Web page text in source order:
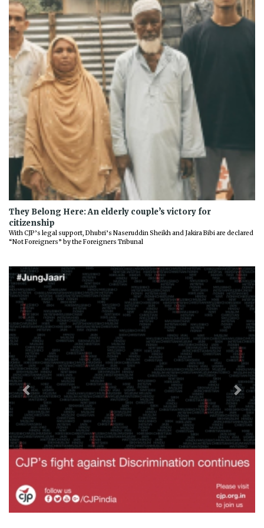
They Belong Here: An elderly couple’s victory for
citizenship
With CJP’s legal support, Dhubri’s Naseruddin Sheikh and Jakira Bibi are declared
“Not Foreigners” by the Foreigners Tribunal
Previous Next